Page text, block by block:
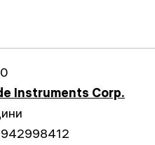
Instruments Corp.